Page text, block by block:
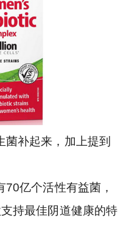
补起来，加上提到
亿个活性有益菌，
持最佳阴道健康的特